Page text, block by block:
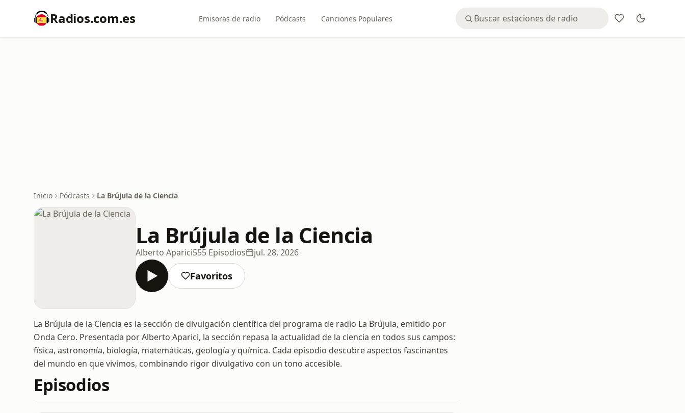
Radios.com.es Emisoras de radio Pódcasts Canciones Populares
Inicio Pódcasts La Brújula de la Ciencia
La Brújula de la Ciencia
Alberto Aparici555 Episodios jul. 28, 2026
Favoritos
La Brújula de la Ciencia es la sección de divulgación científica del programa de radio La Brújula, emitido por
Onda Cero. Presentada por Alberto Aparici, la sección repasa la actualidad de la ciencia en todos sus campos:
física, astronomía, biología, matemáticas, geología y química. Cada episodio descubre aspectos fascinantes
del mundo en que vivimos, combinando rigor divulgativo con un tono accesible.
Episodios